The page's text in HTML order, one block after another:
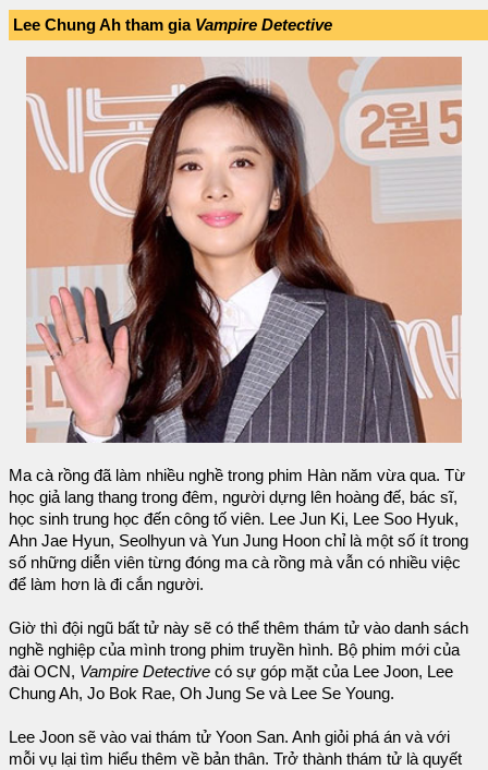
Lee Chung Ah tham gia Vampire Detective
Ma cà rồng đã làm nhiều nghề trong phim Hàn năm vừa qua. Từ
học giả lang thang trong đêm, người dựng lên hoàng đế, bác sĩ,
học sinh trung học đến công tố viên. Lee Jun Ki, Lee Soo Hyuk,
Ahn Jae Hyun, Seolhyun và Yun Jung Hoon chỉ là một số ít trong
số những diễn viên từng đóng ma cà rồng mà vẫn có nhiều việc
để làm hơn là đi cắn người.
Giờ thì đội ngũ bất tử này sẽ có thể thêm thám tử vào danh sách
nghề nghiệp của mình trong phim truyền hình. Bộ phim mới của
đài OCN, Vampire Detective có sự góp mặt của Lee Joon, Lee
Chung Ah, Jo Bok Rae, Oh Jung Se và Lee Se Young.
Lee Joon sẽ vào vai thám tử Yoon San. Anh giỏi phá án và với
mỗi vụ lại tìm hiểu thêm về bản thân. Trở thành thám tử là quyết